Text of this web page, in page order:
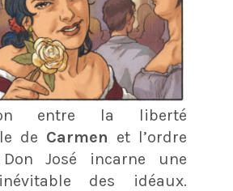
entre la liberté
de Carmen et l’ordre
José incarne une
des idéaux.